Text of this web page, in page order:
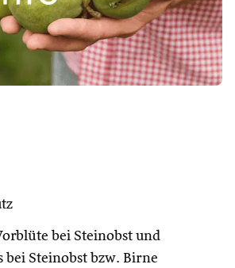
bei Steinobst und
bei Steinobst bzw. Birne